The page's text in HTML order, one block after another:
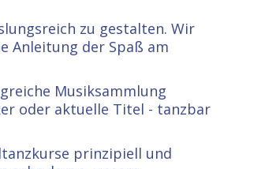
zu gestalten. Wir
Anleitung der Spaß am
Musiksammlung
oder aktuelle Titel - tanzbar
prinzipiell und